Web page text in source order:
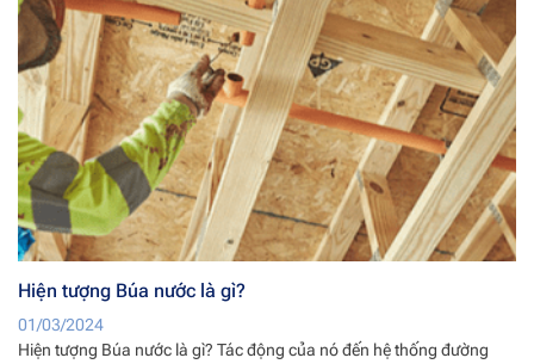
Hiện tượng Búa nước là gì?
01/03/2024
Hiện tượng Búa nước là gì? Tác động của nó đến hệ thống đường